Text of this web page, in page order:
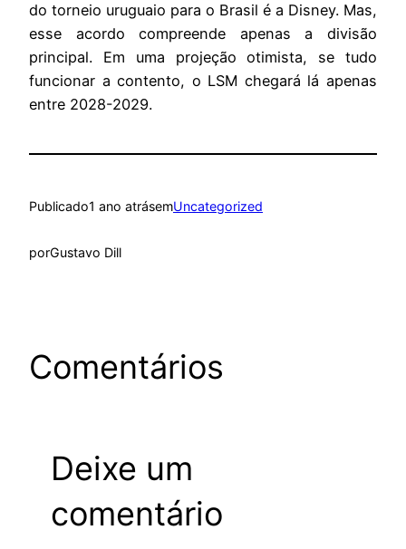
do torneio uruguaio para o Brasil é a Disney. Mas,
esse acordo compreende apenas a divisão
principal. Em uma projeção otimista, se tudo
funcionar a contento, o LSM chegará lá apenas
entre 2028-2029.
Publicado1 ano atrásemUncategorized
porGustavo Dill
Comentários
Deixe um
comentário